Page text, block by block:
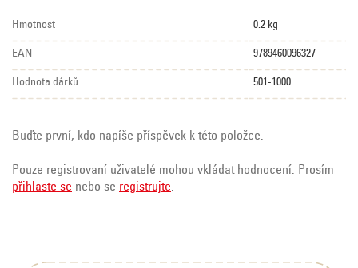
Hmotnost 0.2 kg
EAN 9789460096327
Hodnota dárků 501-1000
Buďte první, kdo napíše příspěvek k této položce.
Pouze registrovaní uživatelé mohou vkládat hodnocení. Prosím
přihlaste se nebo se registrujte.